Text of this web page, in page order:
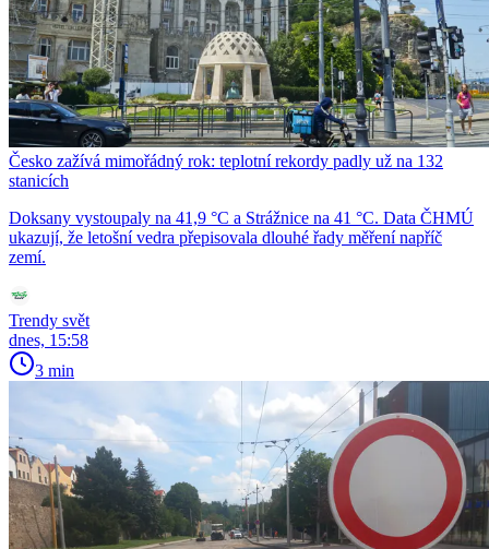
Česko zažívá mimořádný rok: teplotní rekordy padly už na 132
stanicích
Doksany vystoupaly na 41,9 °C a Strážnice na 41 °C. Data ČHMÚ
ukazují, že letošní vedra přepisovala dlouhé řady měření napříč
zemí.
Trendy svět
dnes, 15:58
3 min